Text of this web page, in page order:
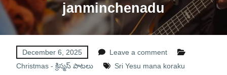
janminchenadu
December 6, 2025
Leave a comment
Christmas - క్రిస్మస్ పాటలు
Sri Yesu mana koraku